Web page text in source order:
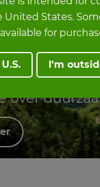
United States.
for
I'm
over